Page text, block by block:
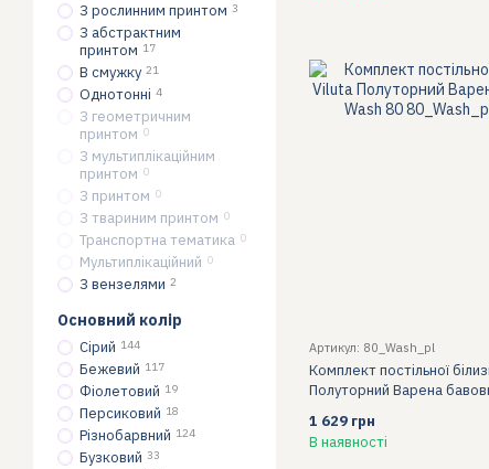
Артикул: 80_Wash_pl
Комплект постільної
Полуторний Варена
1 629 грн
В наявності
З рослинним принтом 3
З абстрактним
принтом 17
В смужку 21
Однотонні 4
З геометричним
принтом 0
З мультиплікаційним
принтом 0
З принтом 0
З твариним принтом 0
Транспортна тематика 0
Мультиплікаційний 0
З вензелями 2
Основний колір
Сірий 144
Бежевий 117
Фіолетовий 19
Персиковий 18
Різнобарвний 124
Бузковий 33